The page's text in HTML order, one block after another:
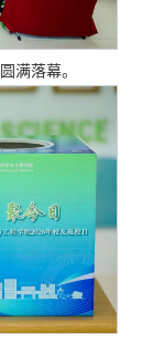
满落幕。